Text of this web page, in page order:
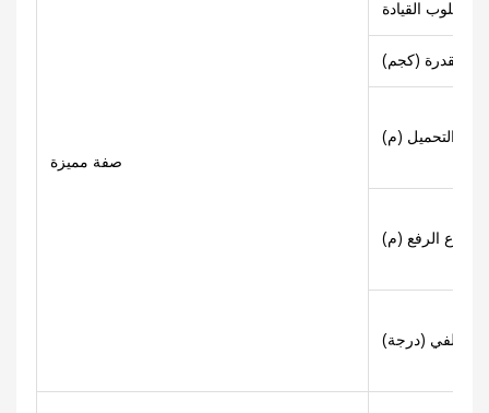
صفة مميزة
أسلوب القيادة
المقدرة (كجم)
التحميل (م)
الرفع (م)
الخلفي (درجة)